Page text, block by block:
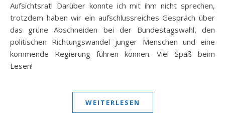
Aufsichtsrat! Darüber konnte ich mit ihm nicht sprechen,
trotzdem haben wir ein aufschlussreiches Gespräch über
das grüne Abschneiden bei der Bundestagswahl, den
politischen Richtungswandel junger Menschen und eine
kommende Regierung führen können. Viel Spaß beim
Lesen!
WEITERLESEN